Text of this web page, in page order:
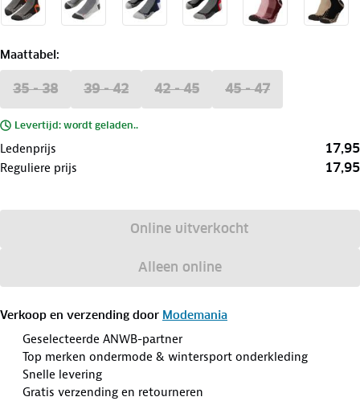
Maattabel:
35 - 38 39 - 42 42 - 45 45 - 47
Levertijd: wordt geladen..
Ledenprijs 17,95
Reguliere prijs 17,95
Online uitverkocht
Alleen online
Verkoop en verzending door Modemania
Geselecteerde ANWB-partner
Top merken ondermode & wintersport onderkleding
Snelle levering
Gratis verzending en retourneren